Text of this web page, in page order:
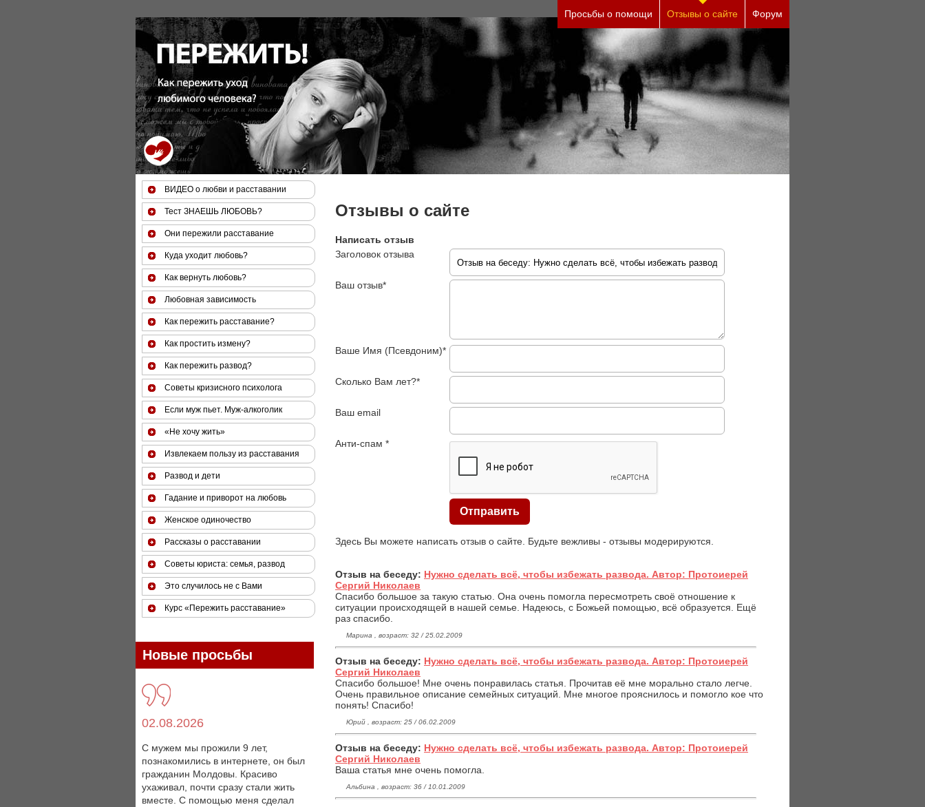
За 50 минут Вы можете оценить тяжесть своего состояния и его психологические причины
(бесплатно)
Просьбы о помощи Отзывы о сайте Форум
Отзывы о сайте
Написать отзыв
Заголовок отзыва
Ваш отзыв*
Ваше Имя (Псевдоним)*
Сколько Вам лет?*
Ваш email
Анти-спам *
Здесь Вы можете написать отзыв о сайте. Будьте вежливы - отзывы модерируются.
Отзыв на беседу: Нужно сделать всё, чтобы избежать развода. Автор: Протоиерей
Сергий Николаев
Спасибо большое за такую статью. Она очень помогла пересмотреть своё отношение к
ситуации происходящей в нашей семье. Надеюсь, с Божьей помощью, всё образуется. Ещё
раз спасибо.
Марина , возраст: 32 / 25.02.2009
Отзыв на беседу: Нужно сделать всё, чтобы избежать развода. Автор: Протоиерей
Сергий Николаев
Спасибо большое! Мне очень понравилась статья. Прочитав её мне морально стало легче.
Очень правильное описание семейных ситуаций. Мне многое прояснилось и помогло кое что
понять! Спасибо!
Юрий , возраст: 25 / 06.02.2009
Отзыв на беседу: Нужно сделать всё, чтобы избежать развода. Автор: Протоиерей
Сергий Николаев
Ваша статья мне очень помогла.
Альбина , возраст: 36 / 10.01.2009
ВИДЕО о любви и расставании
Тест ЗНАЕШЬ ЛЮБОВЬ?
Они пережили расставание
Куда уходит любовь?
Как вернуть любовь?
Любовная зависимость
Как пережить расставание?
Как простить измену?
Как пережить развод?
Советы кризисного психолога
Если муж пьет. Муж-алкоголик
«Не хочу жить»
Извлекаем пользу из расставания
Развод и дети
Гадание и приворот на любовь
Женское одиночество
Рассказы о расставании
Советы юриста: семья, развод
Это случилось не с Вами
Курс «Пережить расставание»
Новые просьбы
02.08.2026
С мужем мы прожили 9 лет,
познакомились в интернете, он был
гражданин Молдовы. Красиво
ухаживал, почти сразу стали жить
вместе. С помощью меня сделал